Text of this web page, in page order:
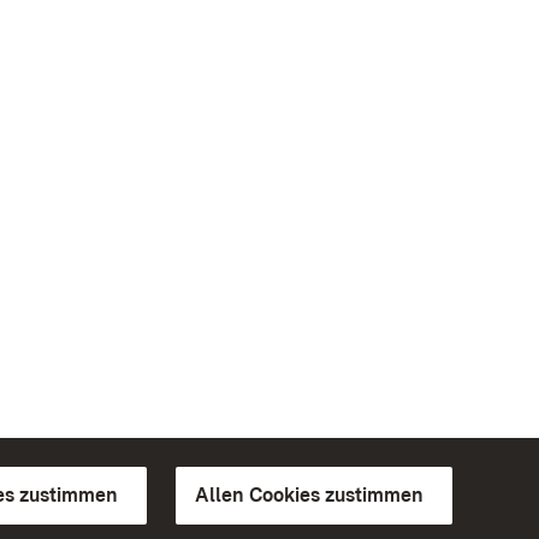
zustimmen Allen Cookies zustimmen